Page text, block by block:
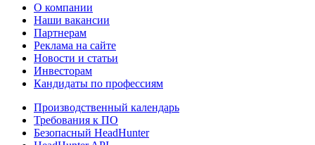
О компании
Наши вакансии
Партнерам
Реклама на сайте
Новости и статьи
Инвесторам
Кандидаты по профессиям
Производственный календарь
Требования к ПО
Безопасный HeadHunter